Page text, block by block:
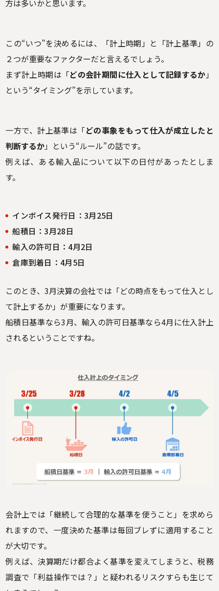
方は多いかと思います。
この“いつ”を決めるには、「計上時期」と「計上基準」の
２つが重要なファクターだと言えるでしょう。
まず計上時期は「どの会計期間に仕入として記録するか」
という“タイミング”を示しています。
一方で、計上基準は「どの事象をもって仕入が成立したと
判断するか」という“ルール”の話です。
例えば、ある輸入品について以下の日付があったとしま
す。
インボイス発行日：3月25日
船積日：3月28日
輸入の許可日：4月2日
倉庫到着日：4月5日
このとき、3月決算の会社では「どの時点をもって仕入とし
て計上するか」が重要になります。
船積日基準なら3月、輸入の許可日基準なら4月に仕入計上
されるということですね。
会計上では「継続して合理的な基準を使うこと」を求めら
れますので、一度決めた基準は毎回ブレずに適用すること
が大切です。
例えば、決算期だけ都合よく基準を変えてしまうと、税務
調査で「利益操作では？」と疑われるリスクすらも生じて